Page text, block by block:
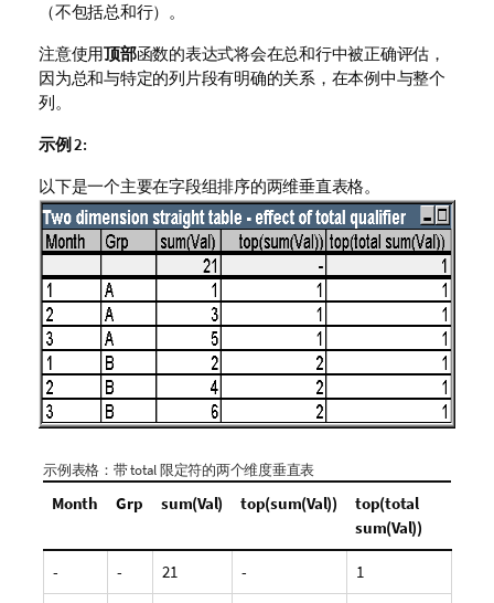
（不包括总和行）。
注意使用顶部函数的表达式将会在总和行中被正确评估，
因为总和与特定的列片段有明确的关系，在本例中与整个
列。
示例 2:
以下是一个主要在字段组排序的两维垂直表格。
示例表格：带total限定符的两个维度垂直表
Month Grp sum(Val) top(sum(Val))
top(total
sum(Val))
- - 21 - 1